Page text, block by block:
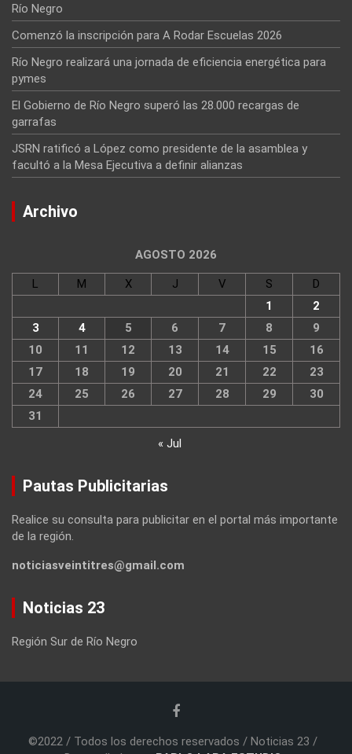
Río Negro
Comenzó la inscripción para A Rodar Escuelas 2026
Río Negro realizará una jornada de eficiencia energética para
pymes
El Gobierno de Río Negro superó las 28.000 recargas de
garrafas
JSRN ratificó a López como presidente de la asamblea y
facultó a la Mesa Ejecutiva a definir alianzas
Archivo
AGOSTO 2026
L M X J V S
D
1
2
3
4 5 6 7 8
9
10
11 12 13 14 15
16
17
18 19 20 21 22
23
24
25 26 27 28 29
30
31
« Jul
Pautas Publicitarias
Realice su consulta para publicitar en el portal más importante
de la región.
noticiasveintitres@gmail.com
Noticias 23
Región Sur de Río Negro
©2022 / Todos los derechos reservados / Noticias 23 /